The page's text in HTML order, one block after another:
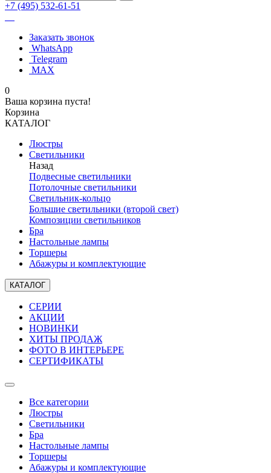
+7 (495) 532-61-51
Заказать звонок
WhatsApp
Telegram
MAX
0
Ваша корзина пуста!
Корзина
КАТАЛОГ
Люстры
Светильники
Назад
Подвесные светильники
Потолочные светильники
Светильник-кольцо
Большие светильники (второй свет)
Композиции светильников
Бра
Настольные лампы
Торшеры
Абажуры и комплектующие
КАТАЛОГ
СЕРИИ
АКЦИИ
НОВИНКИ
ХИТЫ ПРОДАЖ
ФОТО В ИНТЕРЬЕРЕ
СЕРТИФИКАТЫ
Все категории
Люстры
Светильники
Бра
Настольные лампы
Торшеры
Абажуры и комплектующие